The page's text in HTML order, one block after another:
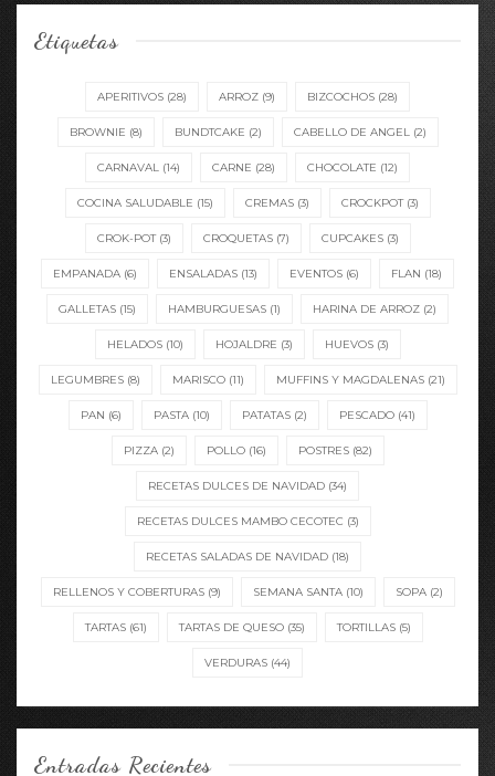
Etiquetas
APERITIVOS (28) ARROZ (9) BIZCOCHOS (28)
BROWNIE (8) BUNDTCAKE (2) CABELLO DE ANGEL(2)
CARNAVAL (14) CARNE (28) CHOCOLATE (12)
COCINA SALUDABLE (15) CREMAS(3) CROCKPOT(3)
CROK-POT(3) CROQUETAS(7) CUPCAKES(3)
EMPANADA (6) ENSALADAS (13) EVENTOS (6) FLAN (18)
GALLETAS (15) HAMBURGUESAS (1) HARINA DE ARROZ (2)
HELADOS(10) HOJALDRE (3) HUEVOS(3)
LEGUMBRES(8) MARISCO(11) MUFFINS Y MAGDALENAS(21)
PAN (6) PASTA(10) PATATAS(2) PESCADO(41)
PIZZA(2) POLLO(16) POSTRES(82)
RECETAS DULCES DE NAVIDAD (34)
RECETAS DULCES MAMBO CECOTEC (3)
RECETAS SALADAS DE NAVIDAD (18)
RELLENOS Y COBERTURAS(9) SEMANA SANTA(10) SOPA(2)
TARTAS(61) TARTAS DE QUESO(35) TORTILLAS(5)
VERDURAS (44)
Entradas Recientes